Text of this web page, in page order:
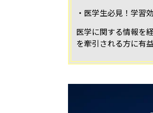
・医学生必見！学習
医学に関する情報を
を牽引される方に有